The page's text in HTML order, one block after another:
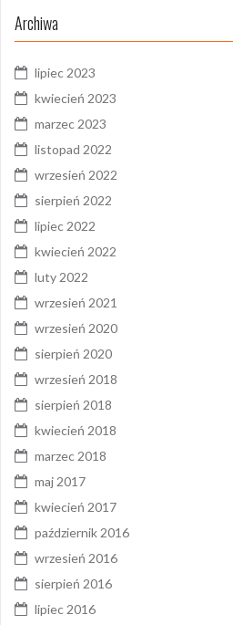
Archiwa
lipiec 2023
kwiecień 2023
marzec 2023
listopad 2022
wrzesień 2022
sierpień 2022
lipiec 2022
kwiecień 2022
luty 2022
wrzesień 2021
wrzesień 2020
sierpień 2020
wrzesień 2018
sierpień 2018
kwiecień 2018
marzec 2018
maj 2017
kwiecień 2017
październik 2016
wrzesień 2016
sierpień 2016
lipiec 2016